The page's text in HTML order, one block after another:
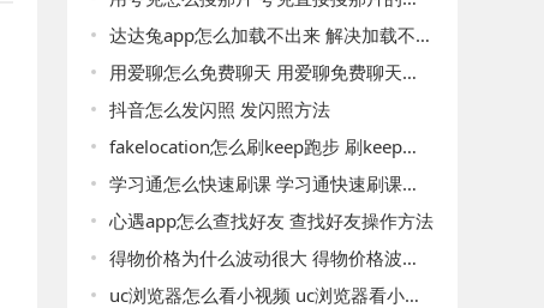
达达兔app怎么加载不出来 解决加载不出来的详细方法
用爱聊怎么免费聊天 用爱聊免费聊天方法介绍
抖音怎么发闪照 发闪照方法
fakelocation怎么刷keep跑步 刷keep跑步步数的详细方法
学习通怎么快速刷课 学习通快速刷课的方法
心遇app怎么查找好友 查找好友操作方法
得物价格为什么波动很大 得物价格波动很大原因一览
uc浏览器怎么看小视频 uc浏览器看小视频方法介绍